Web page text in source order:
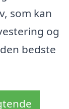
som kan
og
bedste